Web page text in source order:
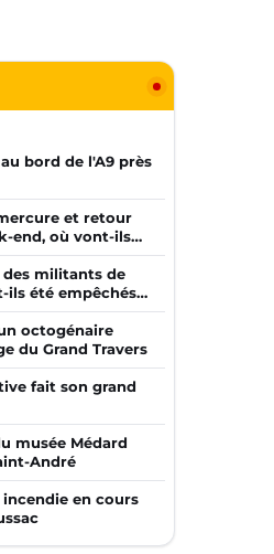
bord de l'A9 près
et retour
end, où vont-ils
des militants de
ils été empêchés
?
octogénaire
du Grand Travers
fait son grand
musée Médard
André
en cours